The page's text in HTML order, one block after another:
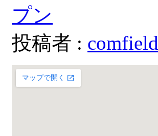
プン
投稿者 : comfield